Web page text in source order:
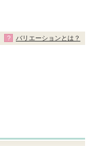
バリエーションとは？